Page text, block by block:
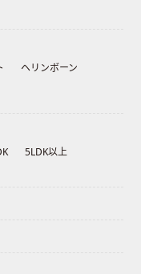
ヘリンボーン
5LDK以上